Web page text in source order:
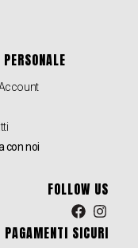
Account
con noi
FOLLOW US
PAGAMENTI SICURI